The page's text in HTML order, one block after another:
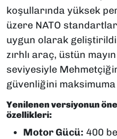
koşullarında yüksek
üzere NATO
uygun olarak
zırhlı araç, üstün
seviyesiyle
güvenliğini maksimuma
Yenilenen versiyonun
özellikleri:
Motor Gücü: 400